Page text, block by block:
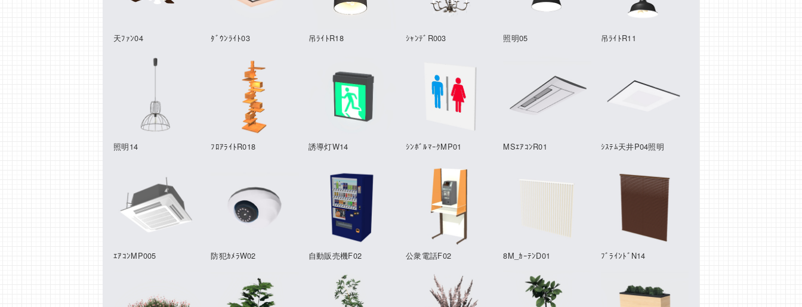
天ﾌｧﾝ04 ﾀﾞｳﾝﾗｲﾄ03 吊ﾗｲﾄR18 ｼｬﾝﾃﾞR003 照明05 吊ﾗｲﾄR11
照明14 ﾌﾛｱﾗｲﾄR018 誘導灯W14 ｼﾝﾎﾞﾙﾏｰｸMP01 MSｴｱｺﾝR01 ｼｽﾃﾑ天井P04照明
ｴｱｺﾝMP005 防犯ｶﾒﾗW02 自動販売機F02 公衆電話F02 8M_ｶｰﾃﾝD01 ﾌﾞﾗｲﾝﾄﾞN14